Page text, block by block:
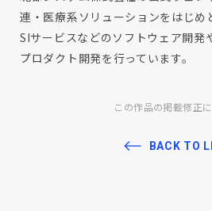
連・医療系ソリューションをはじめ
SIサービスなどのソフトウェア開
プロダクト開発を行っています。
この作品の掲載修正
BACK TO